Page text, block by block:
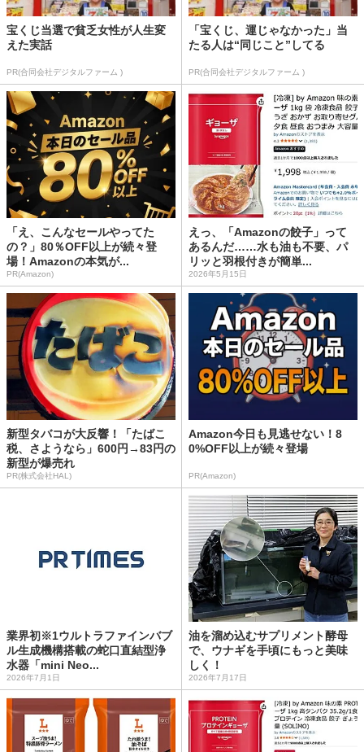
宝くじ当選で貧乏女性が人生変
えた実話
PR(合同会社デジタルファーム )
「宝くじ、運じゃなかった」当
たる人は“同じこと”してる
PR(合同会社デジタルファーム )
「え、こんなセールやってた
の？」80％OFF以上が続々登
場！Amazonの本気が...
PR(Amazon)
えっ、「Amazonの餃子」って
あるんだ……水も油も不要、パ
リッと羽根付きが簡単...
2026年5月15日
新型タバコが大反響！「たばこ
税、さようなら」600円→83円の
新型が爆売れ
PR(株式会社HAL)
Amazon今日も見逃せない！8
0%OFF以上が続々登場
PR(Amazon)
業界初※1ウルトラファインバブ
ル生成機構搭載の蛇口直結型浄
水器「mini Neo...
2026年7月1日
油を溜め込むサプリメント酵母
で、ウナギを手頃にもっと美味
しく！
2026年7月17日